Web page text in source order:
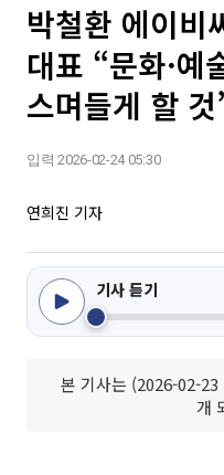
박철환 에이비
대표 “문화·예
스며들게 할
입력 2026-02-24 05:30
연희진 기자
기사 듣기
본 기사는 (2026-02-23
개